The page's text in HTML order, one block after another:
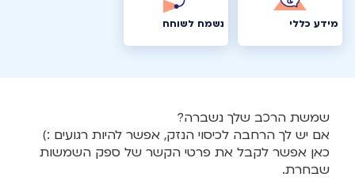
מידע כללי נשמח לשוחח
שמשת הרכב שלך נשברה?
אם יש לך הרחבה לכיסוי הנזק, אפשר להיות רגועים :)
כאן אפשר לקבל את פרטי הקשר של ספק השמשות
שבחרת.